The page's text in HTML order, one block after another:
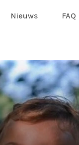
Nieuws FAQ